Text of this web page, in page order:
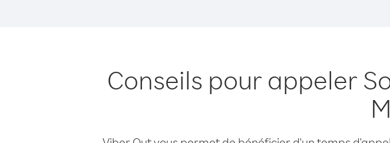
Conseils pour appeler